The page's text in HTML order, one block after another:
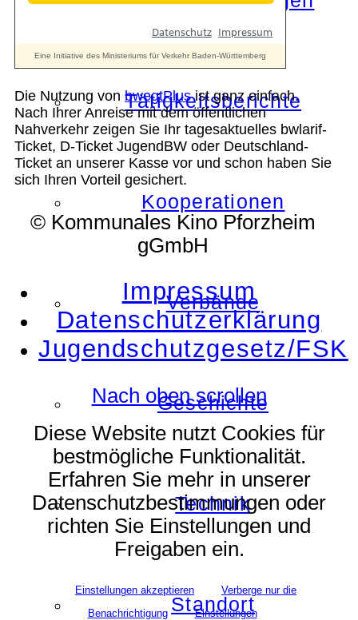
Tätigkeitsberichte
Kooperationen
Verbände
Geschichte
Technik
Standort
Die Nutzung von bwegtPlusist ganz einfach.
Nach Ihrer Anreise mit dem öffentlichen
Nahverkehr zeigen Sie Ihr tagesaktuelles bwlarif-
Ticket, D-Ticket JugendBW oder Deutschland-
Ticket an unserer Kasse vor und schon haben Sie
sich Ihren Vorteil gesichert.
© Kommunales Kino Pforzheim
gGmbH
Impressum
Datenschutzerklärung
Jugendschutzgesetz/FSK
Nach oben scrollen
Diese Website nutzt Cookies für
bestmögliche Funktionalität.
Erfahren Sie mehr in unserer
Datenschutzbestimmungen oder
richten Sie Einstellungen und
Freigaben ein.
Einstellungen akzeptieren
Verberge nur die
Benachrichtigung
Einstellungen